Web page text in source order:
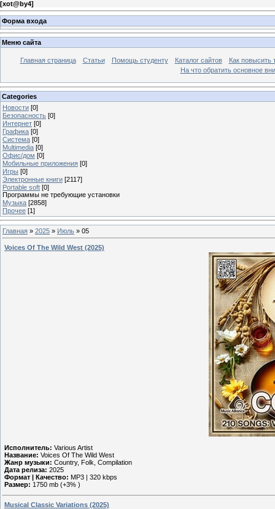
[xot@by4]
Форма входа
Меню сайта
Главная страница Статьи Помощь студенту Каталог сайтов
Как повысить
На что обратить основное
Categories
Новости [0]
Безопасность [0]
Интернет [0]
Графика [0]
Система [0]
Multimedia [0]
Офис/дом [0]
Мобильные приложения [0]
Игры [0]
Электронные книги [2117]
Portable soft [0]
Программы не требующие установки
Музыка [2858]
Прочее [1]
Главная » 2025 » Июль » 05
Voices Of The Wild West (2025)
Исполнитель: Various Artist
Название: Voices Of The Wild West
Жанр музыки: Country, Folk, Compilation
Дата релиза: 2025
Формат | Качество: MP3 | 320 kbps
Размер: 1750 mb (+3% )
Musical Classic Variations (2025)